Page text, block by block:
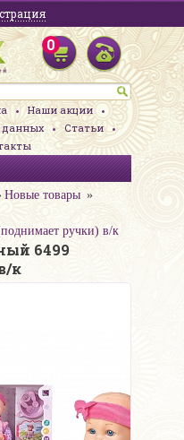
0
Наши акции
данных
Статьи
Новые товары
ручки) в/к
6499
к